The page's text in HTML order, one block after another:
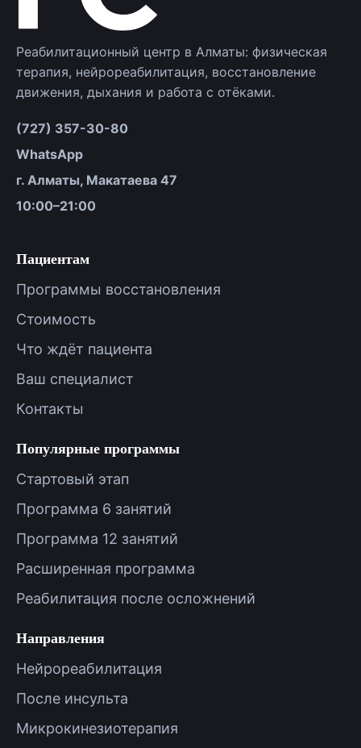
Реабилитационный центр в Алматы: физическая
терапия, нейрореабилитация, восстановление
движения, дыхания и работа с отёками.
(727) 357-30-80
WhatsApp
г. Алматы, Макатаева 47
10:00–21:00
Пациентам
Программы восстановления
Стоимость
Что ждёт пациента
Ваш специалист
Контакты
Популярные программы
Стартовый этап
Программа 6 занятий
Программа 12 занятий
Расширенная программа
Реабилитация после осложнений
Направления
Нейрореабилитация
После инсульта
Микрокинезиотерапия